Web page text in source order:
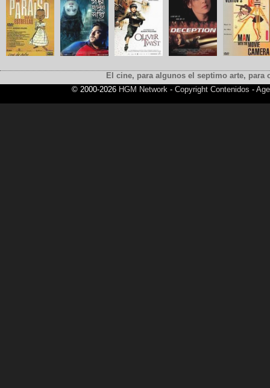
El cine, para algunos el septimo arte,
© 2000-2026 HGM Network - Copyright Contenidos -